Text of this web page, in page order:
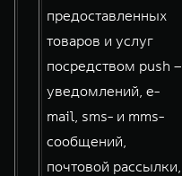
предоставленных
товаров и услуг
посредством push –
уведомлений, e-
mail, sms- и mms-
сообщений,
почтовой рассылки,